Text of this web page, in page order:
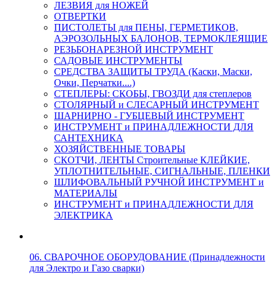
ЛЕЗВИЯ для НОЖЕЙ
ОТВЕРТКИ
ПИСТОЛЕТЫ для ПЕНЫ, ГЕРМЕТИКОВ,
АЭРОЗОЛЬНЫХ БАЛОНОВ, ТЕРМОКЛЕЯЩИЕ
РЕЗЬБОНАРЕЗНОЙ ИНСТРУМЕНТ
САДОВЫЕ ИНСТРУМЕНТЫ
СРЕДСТВА ЗАЩИТЫ ТРУДА (Каски, Маски,
Очки, Перчатки....)
СТЕПЛЕРЫ: СКОБЫ, ГВОЗДИ для степлеров
СТОЛЯРНЫЙ и СЛЕСАРНЫЙ ИНСТРУМЕНТ
ШАРНИРНО - ГУБЦЕВЫЙ ИНСТРУМЕНТ
ИНСТРУМЕНТ и ПРИНАДЛЕЖНОСТИ ДЛЯ
САНТЕХНИКА
ХОЗЯЙСТВЕННЫЕ ТОВАРЫ
СКОТЧИ, ЛЕНТЫ Строительные КЛЕЙКИЕ,
УПЛОТНИТЕЛЬНЫЕ, СИГНАЛЬНЫЕ, ПЛЕНКИ
ШЛИФОВАЛЬНЫЙ РУЧНОЙ ИНСТРУМЕНТ и
МАТЕРИАЛЫ
ИНСТРУМЕНТ и ПРИНАДЛЕЖНОСТИ ДЛЯ
ЭЛЕКТРИКА
06. СВАРОЧНОЕ ОБОРУДОВАНИЕ (Принадлежности
для Электро и Газо сварки)